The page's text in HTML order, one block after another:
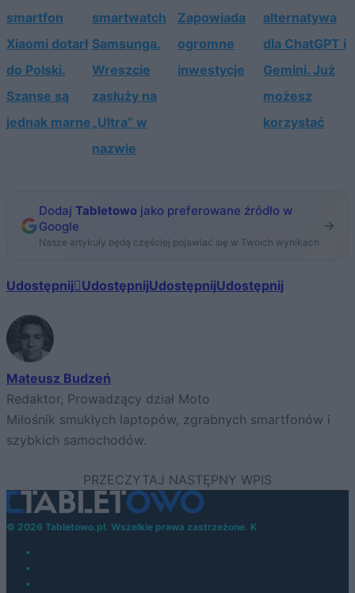
smartfon
Xiaomi dotarł
do Polski.
Szanse są
jednak marne
smartwatch
Samsunga.
Wreszcie
zasłuży na
„Ultra” w
nazwie
Zapowiada
ogromne
inwestycje
alternatywa
dla ChatGPT i
Gemini. Już
możesz
korzystać
Dodaj Tabletowo jako preferowane źródło w
Google
Nasze artykuły będą częściej pojawiać się w Twoich wynikach
Udostępnij UdostępnijUdostępnijUdostępnij
Mateusz Budzeń
Redaktor, Prowadzący dział Moto
Miłośnik smukłych laptopów, zgrabnych smartfonów i
szybkich samochodów.
© 2026 Tabletowo.pl. Wszelkie prawa zastrzeżone. K